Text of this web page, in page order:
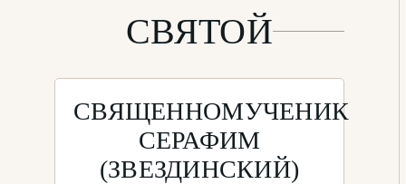
СВЯТОЙ
СВЯЩЕННОМУЧЕНИК
СЕРАФИМ
(ЗВЕЗДИНСКИЙ)